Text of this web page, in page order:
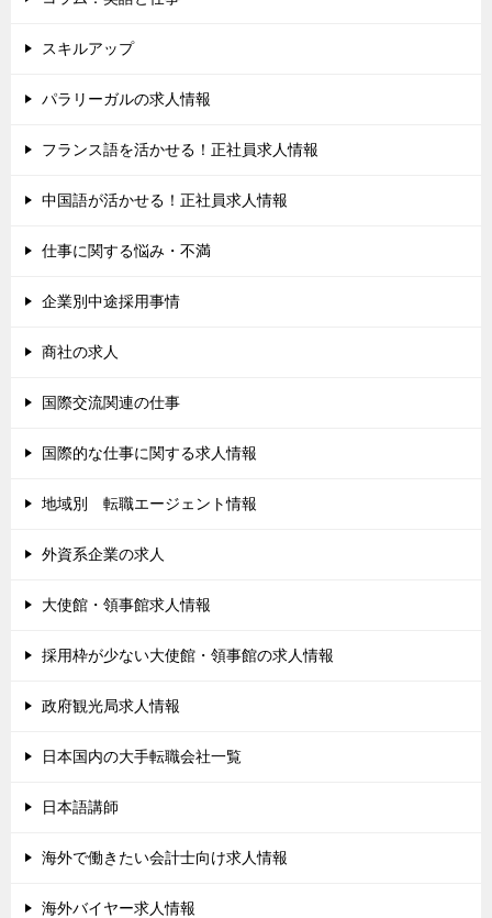
スキルアップ
パラリーガルの求人情報
フランス語を活かせる！正社員求人情報
中国語が活かせる！正社員求人情報
仕事に関する悩み・不満
企業別中途採用事情
商社の求人
国際交流関連の仕事
国際的な仕事に関する求人情報
地域別 転職エージェント情報
外資系企業の求人
大使館・領事館求人情報
採用枠が少ない大使館・領事館の求人情報
政府観光局求人情報
日本国内の大手転職会社一覧
日本語講師
海外で働きたい会計士向け求人情報
海外バイヤー求人情報